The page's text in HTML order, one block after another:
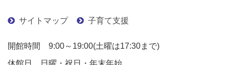
サイトマップ 子育て支援
開館時間 9:00～19:00(土曜は17:30まで)
休館日 日曜・祝日・年末年始